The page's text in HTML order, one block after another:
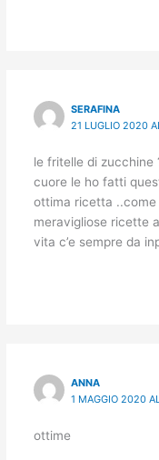
SERAFINA
21 LUGLIO 2020
le fritelle di zucchine
cuore le ho fatti
ottima ricetta
meravigliose ricette
vita c’e sempre da
ANNA
1 MAGGIO 2020
ottime